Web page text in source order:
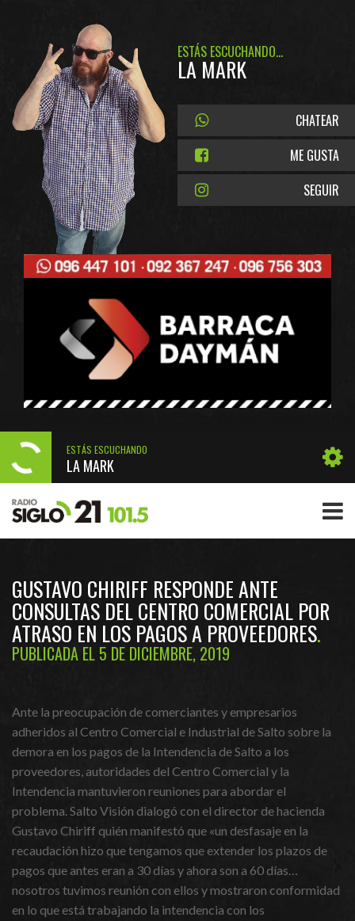
ESTÁS ESCUCHANDO...
LA MARK
CHATEAR
ME GUSTA
SEGUIR
ESTÁS ESCUCHANDO
LA MARK
GUSTAVO CHIRIFF RESPONDE ANTE
CONSULTAS DEL CENTRO COMERCIAL POR
ATRASO EN LOS PAGOS A PROVEEDORES
PUBLICADA EL 5 DE DICIEMBRE, 2019
Ante la preocupación de comerciantes y empresarios
adheridos al Centro Comercial e Industrial de Salto sobre la
demora en los pagos de la Intendencia de Salto a los
proveedores, autoridades del Centro Comercial y la
Intendencia mantuvieron reuniones para abordar el
problema. Salto Visión dialogó con el director de hacienda
Gustavo Chiriff quién manifestó que «un desfasaje en la
recaudación hizo que tengamos que extender los plazos de
pagos que antes eran a 30 días y ahora son a 60 días…
nosotros tuvimos reunión con ellos y mostraron conformidad
en lo que está trabajando la intendencia con los